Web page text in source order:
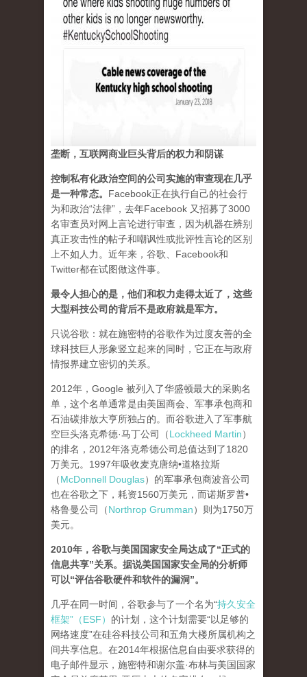
垄断，互联网商业巨头背后的权力和阴谋
控制私有化政治空间的公司实施的审查现在几乎
是一种常态。 Facebook正在执行自己的社会行
为和政治“法律”，去年Facebook 又招募了3000
名审查员对网上言论进行审查，因为机器在辨别
真正攻击性的帖子和嘲讽性或批评性言论的区别
上不如人力。近年来，谷歌、Facebook和
Twitter都在试图做这件事。
最令人担心的是，他们和权力走得太近了，这些
大型科技公司的背后不是政府就是军方。
只说谷歌：就在施密特的谷歌作为过度友善的全
球科技巨人形象竖立起来的同时，它正在与政府
情报界建立密切的关系。
2012年，Google 被列入了华盛顿最大的采购名
单，这个名单通常是由美国商会、军事承包商和
石油碳排放大亨所独占的。而谷歌进入了军事航
空巨头洛克希德·马丁公司（Lockheed Martin）
的排名，2012年洛克希德公司总值达到了1820
万美元。1997年吸收麦克唐纳•道格拉斯
（McDonnell Douglas）的军事承包商波音公司
也在谷歌之下，耗资1560万美元，而诺斯罗普•
格鲁曼公司（Northrop Grumman）则为1750万
美元。
2010年，谷歌与美国国家安全局达成了“正式的
信息共享”关系。据说美国国家安全局的分析师
可以“评估谷歌硬件和软件的漏洞”。
几乎在同一时间，谷歌参与了一个名为“持久安全
框架”（ESF） 的计划，这个计划需要“以足够的
网络速度”在硅谷科技公司和五角大楼所属机构之
间共享信息。在2014年根据信息自由要求获得的
电子邮件显示，施密特和谢尔盖·布林与美国国家